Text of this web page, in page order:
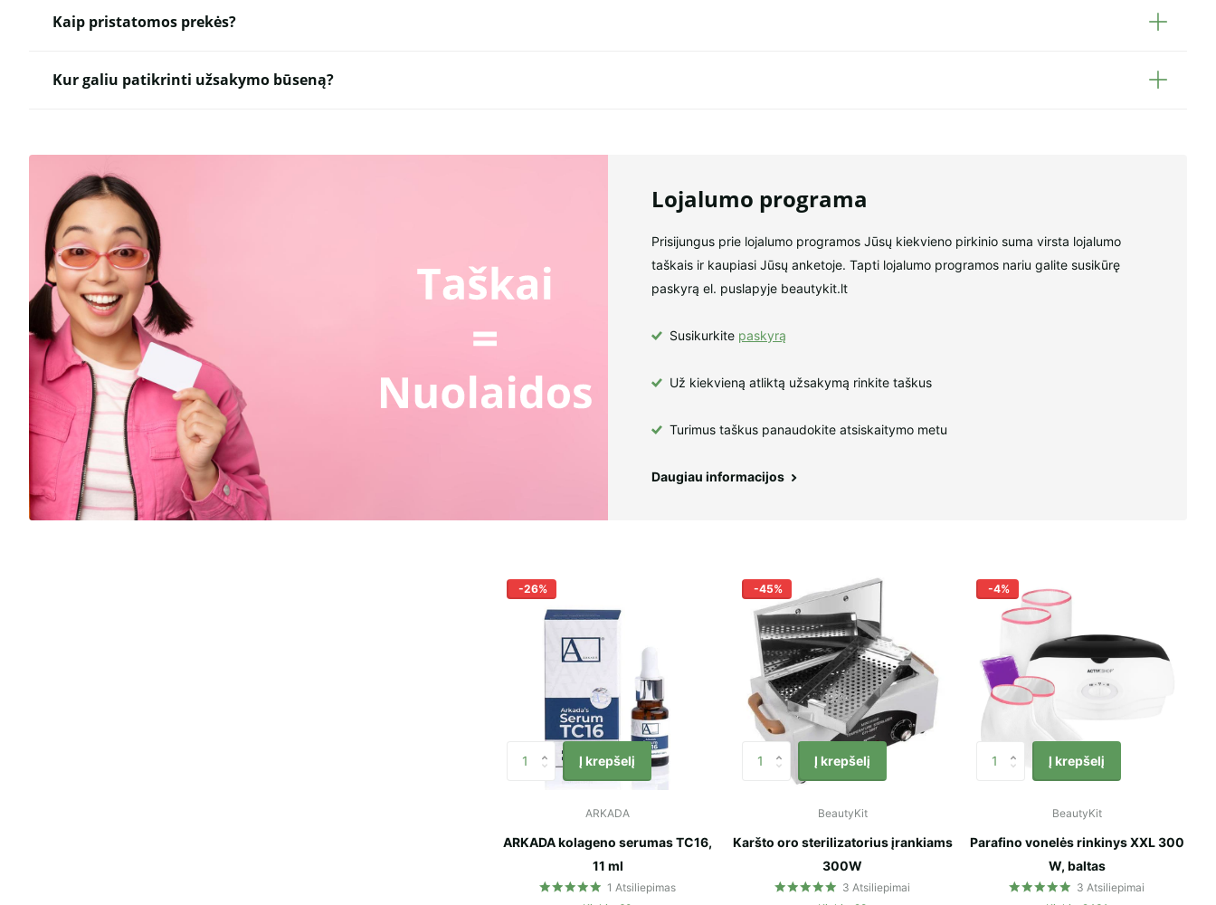
Kaip pristatomos prekės?
Kur galiu patikrinti užsakymo būseną?
Lojalumo programa
Prisijungus prie lojalumo programos Jūsų kiekvieno pirkinio suma virsta lojalumo
taškais ir kaupiasi Jūsų anketoje. Tapti lojalumo programos nariu galite susikūrę
paskyrą el. puslapyje beautykit.lt
Susikurkite paskyrą
Už kiekvieną atliktą užsakymą rinkite taškus
Turimus taškus panaudokite atsiskaitymo metu
Daugiau informacijos
-26%
Į krepšelį
ARKADA
ARKADA kolageno serumas TC16,
11 ml
1 Atsiliepimas
-45%
Į krepšelį
BeautyKit
Karšto oro sterilizatorius įrankiams
300W
3 Atsiliepimai
-4%
Į krepšelį
BeautyKit
Parafino vonelės rinkinys XXL 300
W, baltas
3 Atsiliepimai